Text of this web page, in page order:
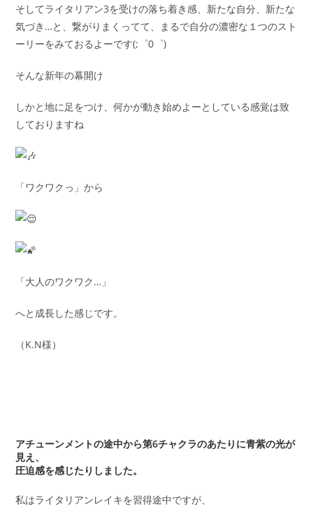
そしてライタリアン3を受けの落ち着き感、新たな自分、新たな
気づき…と、繋がりまくってて、まるで自分の濃密な１つのスト
ーリーをみておるよーです(;゜0゜)
そんな新年の幕開け
しかと地に足をつけ、何かが動き始めよーとしている感覚は致
しておりますね
「ワクワクっ」から
「大人のワクワク…」
へと成長した感じです。
（K.N様）
アチューンメントの途中から第6チャクラのあたりに青紫の光が
見え、
圧迫感を感じたりしました。
私はライタリアンレイキを習得途中ですが、